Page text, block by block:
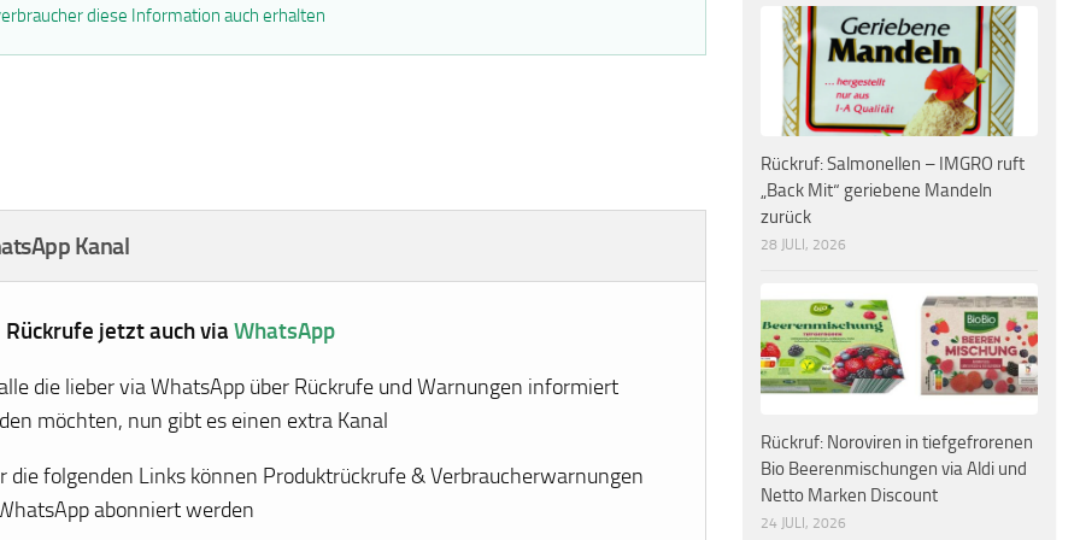
diese Information auch erhalten
Kanal
Rückrufe jetzt auch viaWhatsApp
die lieber via WhatsApp über Rückrufe und Warnungen informiert
möchten, nun gibt es einen extra Kanal
die folgenden Links können Produktrückrufe & Verbraucherwarnungen
abonniert werden
Rückruf: Salmonellen – IMGRO ruft
„Back Mit“ geriebene Mandeln
zurück
28 JULI, 2026
Rückruf: Noroviren in tiefgefrorenen
Bio Beerenmischungen via Aldi und
Netto Marken Discount
24 JULI, 2026